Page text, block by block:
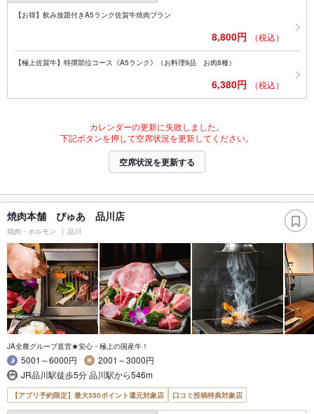
【お得】飲み放題付きA5ランク佐賀牛焼肉プラン
8,800円 （税込）
【極上佐賀牛】特撰部位コース《A5ランク》（お料理9品 お肉8種）
6,380円 （税込）
カレンダーの更新に失敗しました。
下記ボタンを押して空席状況を更新してください。
空席状況を更新する
焼肉本舗 ぴゅあ 品川店
焼肉・ホルモン 品川
JA全農グループ直営★安心・極上の国産牛！
5001～6000円
2001～3000円
JR品川駅徒歩5分 品川駅から546m
【アプリ予約限定】最大350ポイント還元対象店 口コミ投稿特典対象店